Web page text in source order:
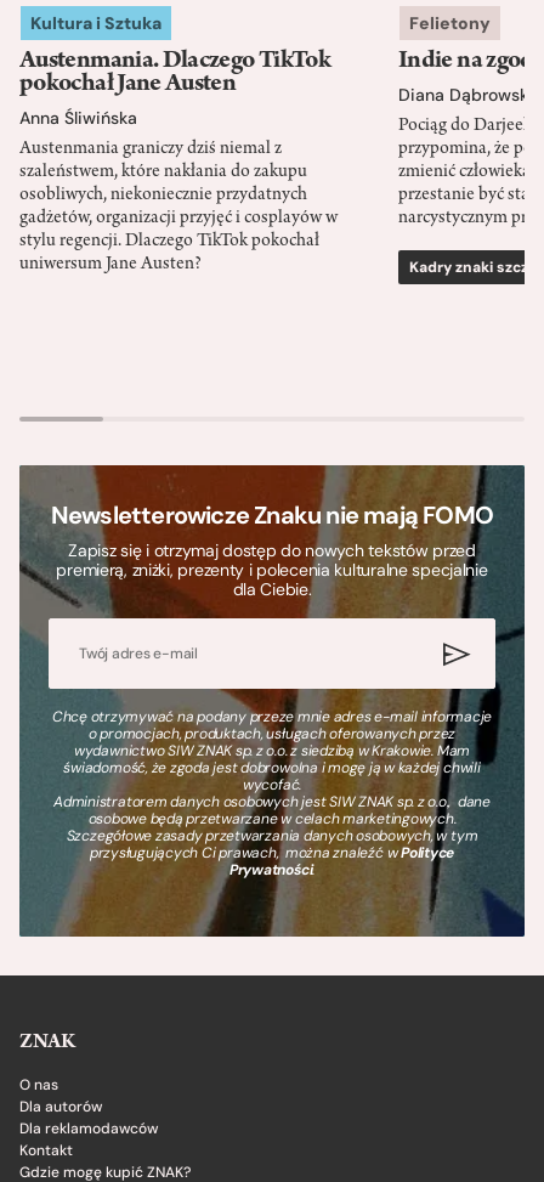
Kultura i Sztuka
Austenmania. Dlaczego TikTok
pokochał Jane Austen
Anna Śliwińska
Austenmania graniczy dziś niemal z
szaleństwem, które nakłania do zakupu
osobliwych, niekoniecznie przydatnych
gadżetów, organizacji przyjęć i cosplayów w
stylu regencji. Dlaczego TikTok pokochał
uniwersum Jane Austen?
Felietony
Indie na
Diana Dąbrowska
Pociąg do
przypomina, że
zmienić człowieka
przestanie być
narcystycznym
Kadry znaki
Newsletterowicze Znaku nie mają FOMO
Zapisz się i otrzymaj dostęp do nowych tekstów przed
premierą, zniżki, prezenty i polecenia kulturalne specjalnie
dla Ciebie.
Chcę otrzymywać na podany przeze mnie adres e-mail informacje
o promocjach, produktach, usługach oferowanych przez
wydawnictwo SIW ZNAK sp. z o.o. z siedzibą w Krakowie. Mam
świadomość, że zgoda jest dobrowolna i mogę ją w każdej chwili
wycofać.
Administratorem danych osobowych jest SIW ZNAK sp. z o.o., dane
osobowe będą przetwarzane w celach marketingowych.
Szczegółowe zasady przetwarzania danych osobowych, w tym
przysługujących Ci prawach, można znaleźć wPolityce
Prywatności.
ZNAK
O nas
Dla autorów
Dla reklamodawców
Kontakt
Gdzie mogę kupić ZNAK?